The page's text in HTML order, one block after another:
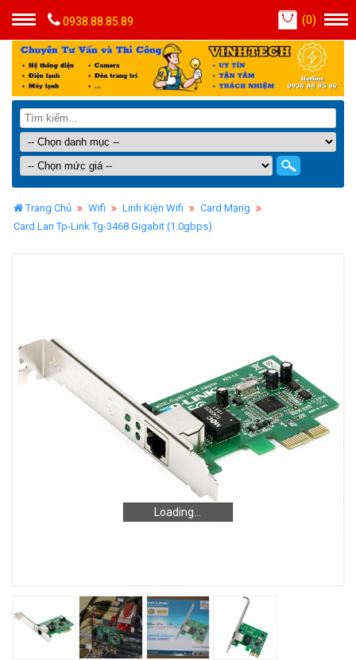
0938.88.85.89 (0)
Trang Chủ Wifi Linh Kiện Wifi
Card Mạng
Card Lan Tp-Link Tg-3468 Gigabit (1.0gbps)
Loading...
Loading...